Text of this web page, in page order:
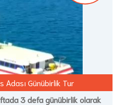
Adası Günübirlik Tur
3 defa günübirlik olarak